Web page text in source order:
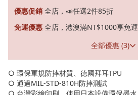
優惠促銷 全店，📣任選2件85折
免運優惠 全店，港澳滿NT$1000享免運
全部優惠 (3)
○ 環保軍規防摔材質、德國拜耳TPU
○ 通過MIL-STD-810H防摔測試